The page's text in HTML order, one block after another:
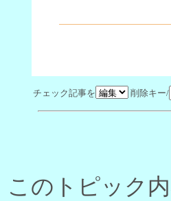
チェック記事を 削除キー/
このトピック